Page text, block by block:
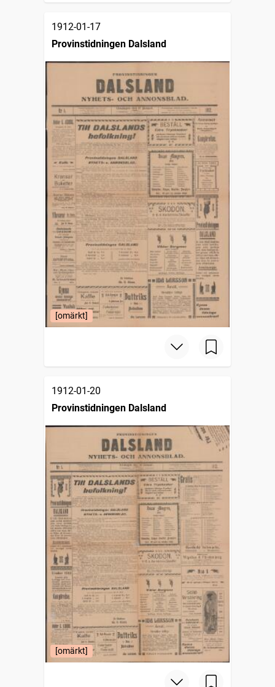
1912-01-17
Provinstidningen Dalsland
[omärkt]
1912-01-20
Provinstidningen Dalsland
[omärkt]